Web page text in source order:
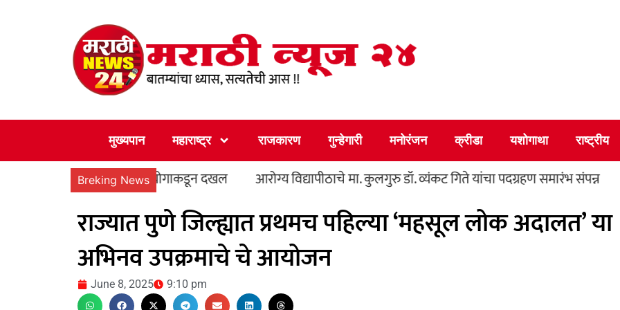
मुख्यपान महाराष्ट्र राजकारण गुन्हेगारी मनोरंजन क्रीडा यशोगाथा राष्ट्रीय
Breking News
राज्य मानवी हक्क आयोगाकडून दखल आरोग्य विद्यापीठाचे मा. कुलगुरु डॉ. व्यंकट गिते यांचा पदग्रहण समारंभ संपन्न
राज्यात पुणे जिल्ह्यात प्रथमच पहिल्या ‘महसूल लोक अदालत’ या
अभिनव उपक्रमाचे चे आयोजन
June 8, 2025 9:10 pm